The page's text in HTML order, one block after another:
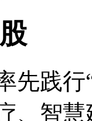
先践
、智